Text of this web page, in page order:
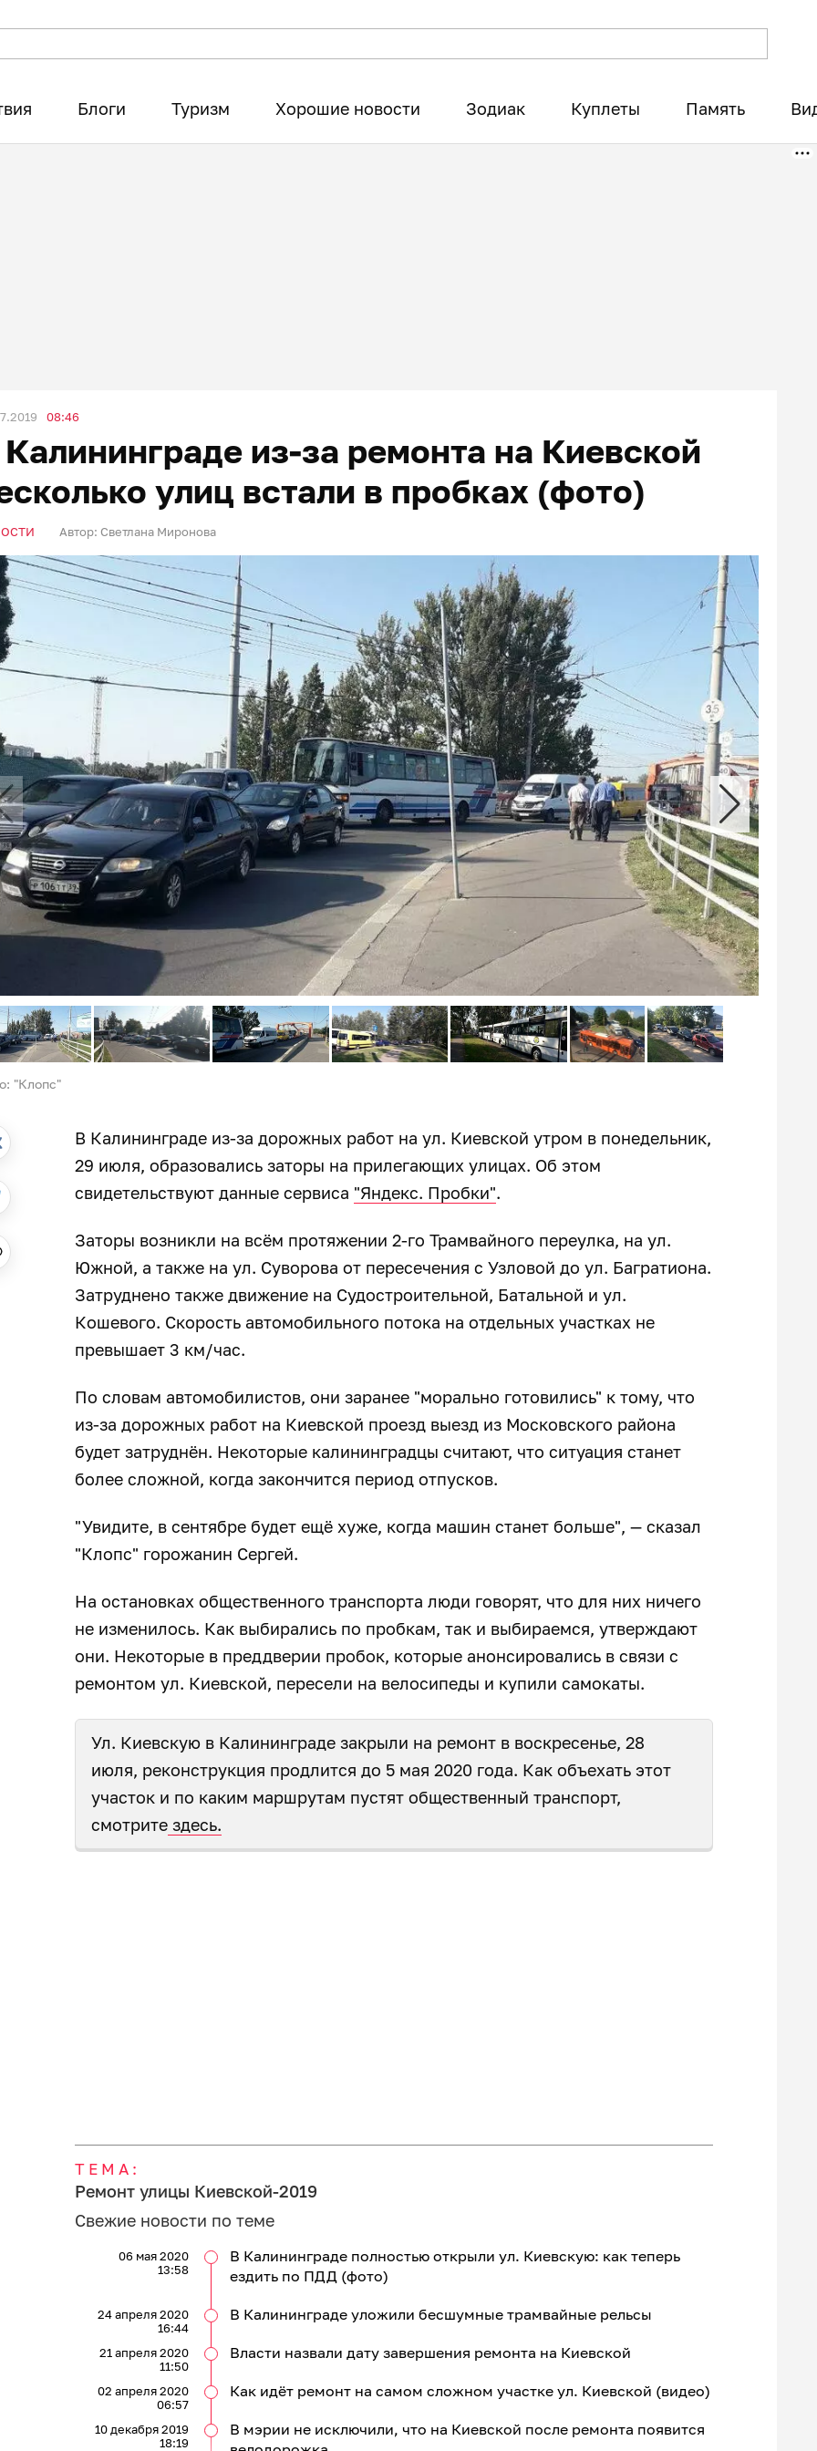
Блоги Туризм Хорошие новости Зодиак Куплеты Память
08:46
из-за ремонта на Киевской
улиц встали в пробках (фото)
Автор: Светлана Миронова
"Клопс"
В Калининграде из-за дорожных работ на ул. Киевской утром в понедельник,
29 июля, образовались заторы на прилегающих улицах. Об этом
свидетельствуют данные сервиса "Яндекс. Пробки".
Заторы возникли на всём протяжении 2-го Трамвайного переулка, на ул.
Южной, а также на ул. Суворова от пересечения с Узловой до ул. Багратиона.
Затруднено также движение на Судостроительной, Батальной и ул.
Кошевого. Скорость автомобильного потока на отдельных участках не
превышает 3 км/час.
По словам автомобилистов, они заранее "морально готовились" к тому, что
из-за дорожных работ на Киевской проезд выезд из Московского района
будет затруднён. Некоторые калининградцы считают, что ситуация станет
более сложной, когда закончится период отпусков.
"Увидите, в сентябре будет ещё хуже, когда машин станет больше", — сказал
"Клопс" горожанин Сергей.
На остановках общественного транспорта люди говорят, что для них ничего
не изменилось. Как выбирались по пробкам, так и выбираемся, утверждают
они. Некоторые в преддверии пробок, которые анонсировались в связи с
ремонтом ул. Киевской, пересели на велосипеды и купили самокаты.
Ул. Киевскую в Калининграде закрыли на ремонт в воскресенье, 28
июля, реконструкция продлится до 5 мая 2020 года. Как объехать этот
участок и по каким маршрутам пустят общественный транспорт,
смотрите здесь.
ТЕМА:
Ремонт улицы Киевской-2019
Свежие новости по теме
В Калининграде полностью открыли ул. Киевскую: как теперь
ездить по ПДД (фото)
06 мая 2020
13:58
В Калининграде уложили бесшумные трамвайные рельсы
24 апреля 2020
16:44
Власти назвали дату завершения ремонта на Киевской
21 апреля 2020
11:50
Как идёт ремонт на самом сложном участке ул. Киевской (видео)
02 апреля 2020
06:57
В мэрии не исключили, что на Киевской после ремонта появится
10 декабря 2019
18:19